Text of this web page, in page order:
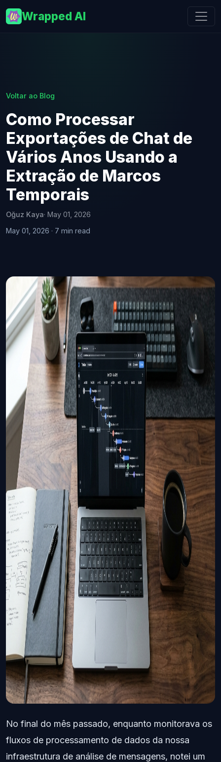
Wrapped AI
Voltar ao Blog
Como Processar
Exportações de Chat de
Vários Anos Usando a
Extração de Marcos
Temporais
Oğuz Kaya· May 01, 2026
May 01, 2026 · 7 min read
No final do mês passado, enquanto monitorava os
fluxos de processamento de dados da nossa
infraestrutura de análise de mensagens, notei um